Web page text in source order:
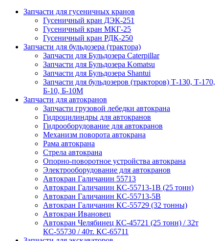
Запчасти для гусеничных кранов
Гусеничный кран ДЭК-251
Гусеничный кран МКГ-25
Гусеничный кран РДК-250
Запчасти для бульдозера (трактора)
Запчасти для Бульдозера Caterpillar
Запчасти для Бульдозера Komatsu
Запчасти для Бульдозера Shantui
Запчасти для бульдозеров (тракторов) Т-130, Т-170,
Б-10, Б-10М
Запчасти для автокранов
Запчасти грузовой лебедки автокрана
Гидроцилиндры для автокранов
Гидрооборудование для автокранов
Механизм поворота автокрана
Рама автокрана
Стрела автокрана
Опорно-поворотное устройства автокрана
Электрооборудование для автокранов
Автокран Галичанин 55713
Автокран Галичанин КС-55713-1В (25 тонн)
Автокран Галичанин КС-55713-5В
Автокран Галичанин КС-55729 (32 тонны)
Автокран Ивановец
Автокран Челябинец КС-45721 (25 тонн) / 32т
КС-55730 / 40т. КС-65711